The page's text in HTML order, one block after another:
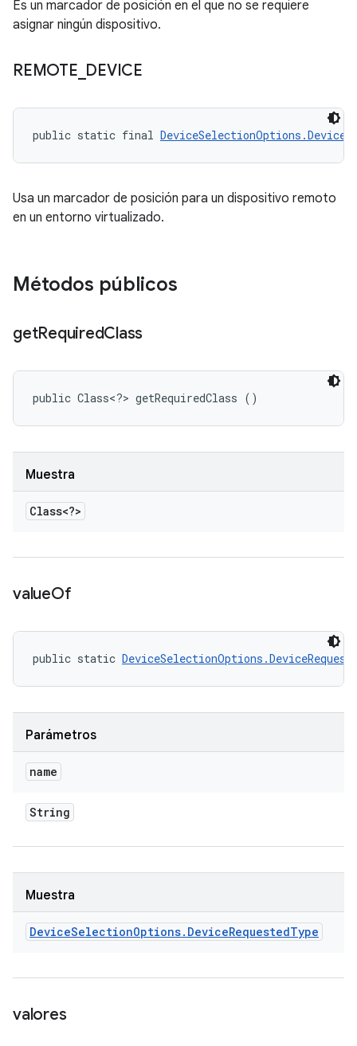
Es un marcador de posición en el que no se requiere
asignar ningún dispositivo.
REMOTE DEVICE
public static final
Usa un marcador de posición para un dispositivo remoto
en un entorno virtualizado.
Métodos públicos
getRequiredClass
public Class<?> getRequiredClass ()
Muestra
Class<?>
valueOf
public static
Parámetros
name
String
Muestra
DeviceSelectionOptions. DeviceRequestedType
valores